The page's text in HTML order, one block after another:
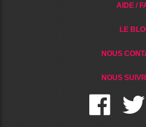
AIDE /
LE
NOUS
NOUS